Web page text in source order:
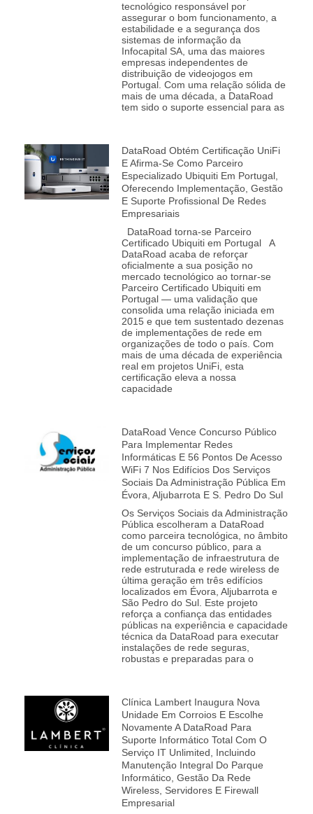
tecnológico responsável por
assegurar o bom funcionamento, a
estabilidade e a segurança dos
sistemas de informação da
Infocapital SA, uma das maiores
empresas independentes de
distribuição de videojogos em
Portugal. Com uma relação sólida de
mais de uma década, a DataRoad
tem sido o suporte essencial para as
DataRoad Obtém Certificação UniFi
E Afirma-Se Como Parceiro
Especializado Ubiquiti Em Portugal,
Oferecendo Implementação, Gestão
E Suporte Profissional De Redes
Empresariais
DataRoad torna‑se Parceiro
Certificado Ubiquiti em Portugal A
DataRoad acaba de reforçar
oficialmente a sua posição no
mercado tecnológico ao tornar‑se
Parceiro Certificado Ubiquiti em
Portugal — uma validação que
consolida uma relação iniciada em
2015 e que tem sustentado dezenas
de implementações de rede em
organizações de todo o país. Com
mais de uma década de experiência
real em projetos UniFi, esta
certificação eleva a nossa
capacidade
DataRoad Vence Concurso Público
Para Implementar Redes
Informáticas E 56 Pontos De Acesso
WiFi 7 Nos Edifícios Dos Serviços
Sociais Da Administração Pública Em
Évora, Aljubarrota E S. Pedro Do Sul
Os Serviços Sociais da Administração
Pública escolheram a DataRoad
como parceira tecnológica, no âmbito
de um concurso público, para a
implementação de infraestrutura de
rede estruturada e rede wireless de
última geração em três edifícios
localizados em Évora, Aljubarrota e
São Pedro do Sul. Este projeto
reforça a confiança das entidades
públicas na experiência e capacidade
técnica da DataRoad para executar
instalações de rede seguras,
robustas e preparadas para o
Clínica Lambert Inaugura Nova
Unidade Em Corroios E Escolhe
Novamente A DataRoad Para
Suporte Informático Total Com O
Serviço IT Unlimited, Incluindo
Manutenção Integral Do Parque
Informático, Gestão Da Rede
Wireless, Servidores E Firewall
Empresarial